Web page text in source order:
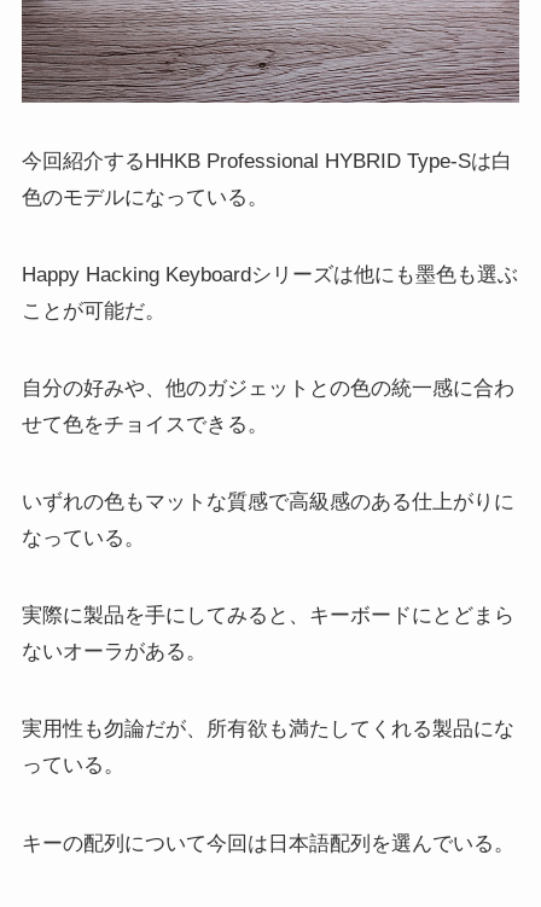
今回紹介するHHKB Professional HYBRID Type-Sは白
色のモデルになっている。
Happy Hacking Keyboardシリーズは他にも墨色も選ぶ
ことが可能だ。
自分の好みや、他のガジェットとの色の統一感に合わ
せて色をチョイスできる。
いずれの色もマットな質感で高級感のある仕上がりに
なっている。
実際に製品を手にしてみると、キーボードにとどまら
ないオーラがある。
実用性も勿論だが、所有欲も満たしてくれる製品にな
っている。
キーの配列について今回は日本語配列を選んでいる。